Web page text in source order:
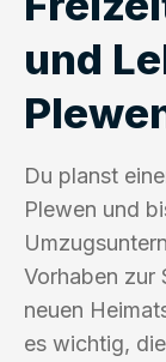
und
Du planst
Plewen und
Vorhaben zur
neuen
es wichtig,